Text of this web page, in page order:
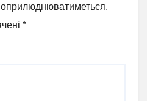
*